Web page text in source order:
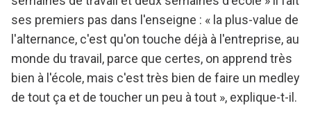
ses premiers pas dans l'enseigne : « la plus-value de
l'alternance, c'est qu'on touche déjà à l'entreprise, au
monde du travail, parce que certes, on apprend très
bien à l'école, mais c'est très bien de faire un medley
de tout ça et de toucher un peu à tout », explique-t-il.